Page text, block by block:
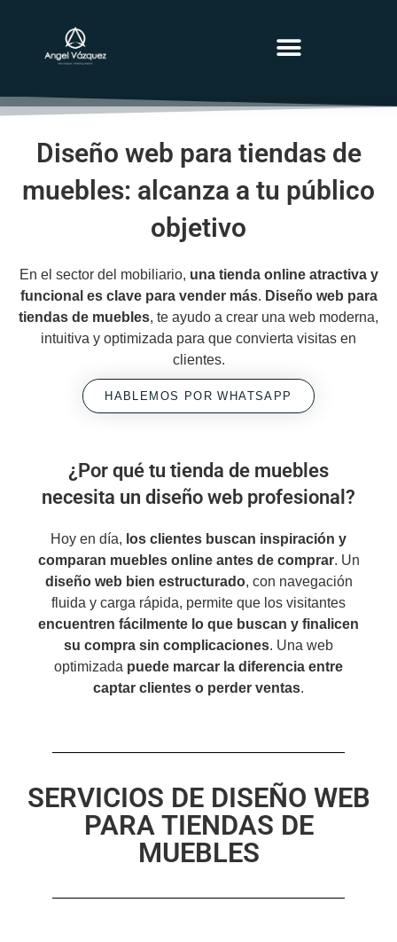
Diseño web para tiendas de
muebles: alcanza a tu público
objetivo
En el sector del mobiliario, una tienda online atractiva y
funcional es clave para vender más. Diseño web para
tiendas de muebles, te ayudo a crear una web moderna,
intuitiva y optimizada para que convierta visitas en
clientes.
HABLEMOS POR WHATSAPP
¿Por qué tu tienda de muebles
necesita un diseño web profesional?
Hoy en día, los clientes buscan inspiración y
comparan muebles online antes de comprar. Un
diseño web bien estructurado, con navegación
fluida y carga rápida, permite que los visitantes
encuentren fácilmente lo que buscan y finalicen
su compra sin complicaciones. Una web
optimizada puede marcar la diferencia entre
captar clientes o perder ventas.
SERVICIOS DE DISEÑO WEB
PARA TIENDAS DE
MUEBLES